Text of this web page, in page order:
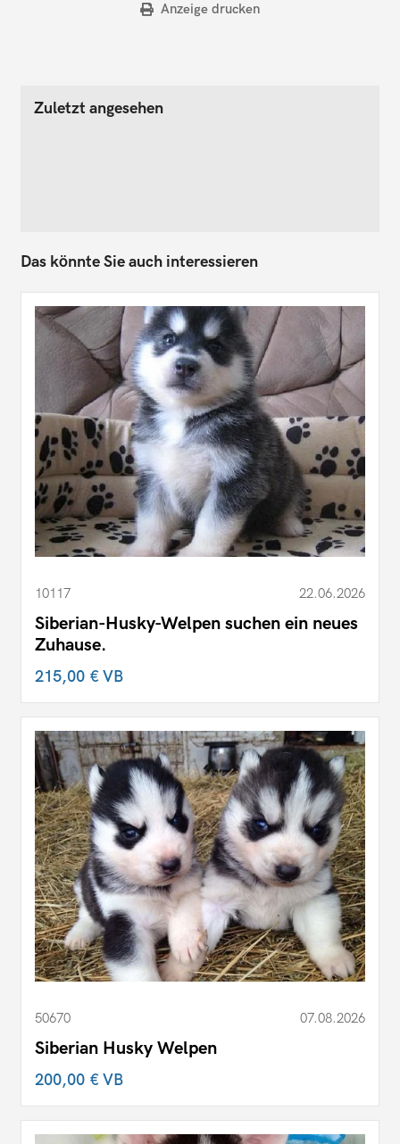
Anzeige drucken
Zuletzt angesehen
Das könnte Sie auch interessieren
10117 22.06.2026
Siberian-Husky-Welpen suchen ein neues
Zuhause.
215,00 €VB
50670 07.08.2026
Siberian Husky Welpen
200,00 €VB